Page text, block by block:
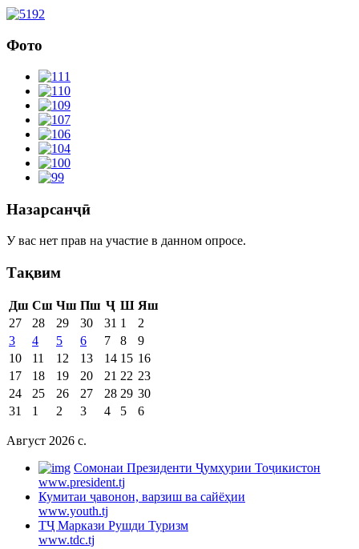
Фото
Назарсанҷӣ
У вас нет прав на участие в данном опросе.
Тақвим
Дш Сш Чш Пш Ҷ Ш Яш
27
28 29 30 31 1
2
3
4 5 6 7 8
9
10
11 12 13 14 15 16
17
18 19 20 21 22 23
24
25 26 27 28 29 30
31
1 2 3 4 5 6
Август 2026 c.
Cомонаи Президенти Ҷумҳурии Тоҷикистон
www.president.tj
Кумитаи ҷавонон, варзиш ва сайёҳии
www.youth.tj
ТҶ Маркази Рушди Туризм
www.tdc.tj